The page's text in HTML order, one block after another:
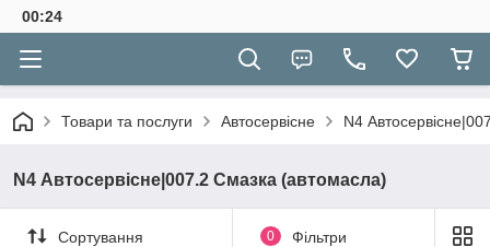
00:24
Товари та послуги Автосервісне N4
N4 Автосервісне|007.2 Смазка (автомасла)
Сортування 0 Фільтри